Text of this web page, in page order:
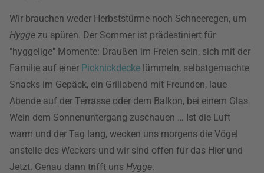
Wir brauchen weder Herbststürme noch Schneeregen, um
Hygge zu spüren. Der Sommer ist prädestiniert für
"hyggelige" Momente: Draußen im Freien sein, sich mit der
Familie auf einer Picknickdecke lümmeln, selbstgemachte
Snacks im Gepäck, ein Grillabend mit Freunden, laue
Abende auf der Terrasse oder dem Balkon, bei einem Glas
Wein dem Sonnenuntergang zuschauen … Ist die Luft
warm und der Tag lang, wecken uns morgens die Vögel
anstelle des Weckers und wir sind offen für das Hier und
Jetzt. Genau dann trifft uns Hygge.